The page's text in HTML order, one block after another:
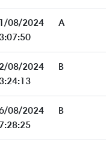
08/2024
A
08/2024
B
08/2024
B